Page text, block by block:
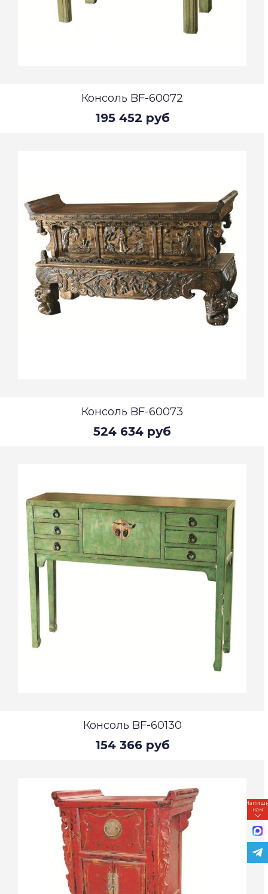
Консоль BF-60072
195 452 руб
Консоль BF-60073
524 634 руб
Консоль BF-60130
154 366 руб
нам